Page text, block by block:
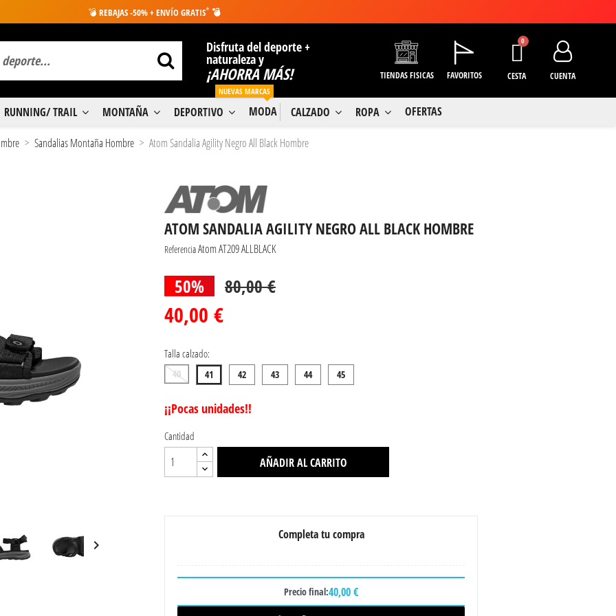
💣 REBAJAS -50% + ENVÍO GRATIS* 💣
Disfruta del deporte +
naturaleza y
¡AHORRA MÁS! TIENDAS FISICAS FAVORITOS CESTA CUENTA
RUNNING/ TRAIL MONTAÑA DEPORTIVO MODA
NUEVAS MARCAS
CALZADO ROPA OFERTAS
Sandalias Montaña Hombre Atom Sandalia Agility Negro All Black Hombre

ATOM SANDALIA AGILITY NEGRO ALL BLACK HOMBRE
ReferenciaAtom AT209 ALLBLACK
50% 80,00 €
40,00 €
Talla calzado:
40 41 42 43 44 45
¡¡Pocas unidades!!
Cantidad
AÑADIR AL CARRITO
Completa tu compra
Precio final:40,00 €